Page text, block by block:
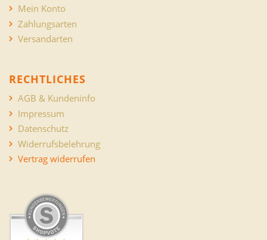
Mein Konto
Zahlungsarten
Versandarten
RECHTLICHES
AGB & Kundeninfo
Impressum
Datenschutz
Widerrufsbelehrung
Vertrag widerrufen